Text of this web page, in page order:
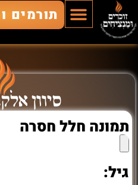
תורמים
סיוון
תמונה חלל חסרה
גיל: